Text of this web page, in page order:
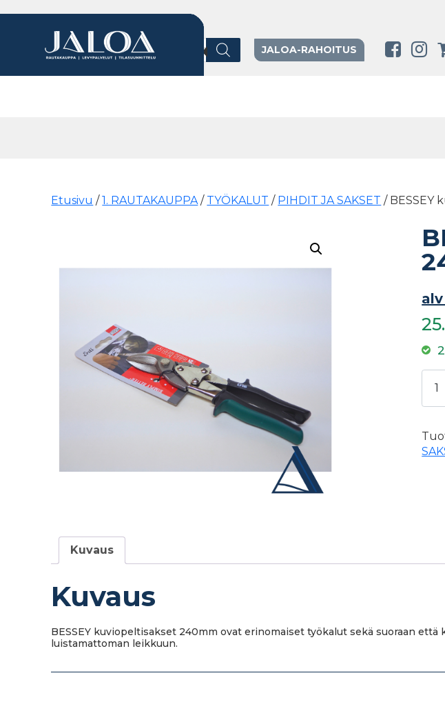
Products search
JALOA-RAHOITUS
Etusivu /1. RAUTAKAUPPA / TYÖKALUT / PIHDIT JA SAKSET / BESSEY
Kuvaus
Kuvaus
BESSEY kuviopeltisakset 240mm ovat erinomaiset työkalut sekä suoraan
luistamattoman leikkuun.